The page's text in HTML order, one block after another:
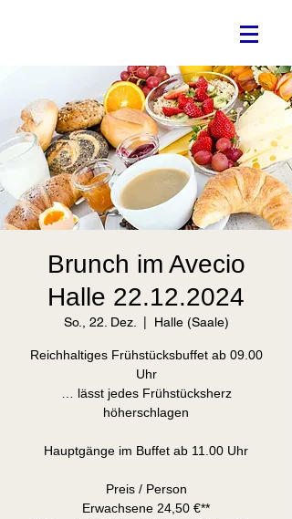
Brunch im Avecio
Halle 22.12.2024
So., 22. Dez. Halle (Saale)
Reichhaltiges Frühstücksbuffet ab 09.00
Uhr
… lässt jedes Frühstücksherz
höherschlagen
Hauptgänge im Buffet ab 11.00 Uhr
Preis / Person
Erwachsene 24,50 €**